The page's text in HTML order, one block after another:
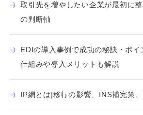
取引先を増やしたい企業が最初に
の判断軸
EDIの導入事例で成功の秘訣・ポイ
仕組みや導入メリットも解説
IP網とは|移行の影響、INS補完策